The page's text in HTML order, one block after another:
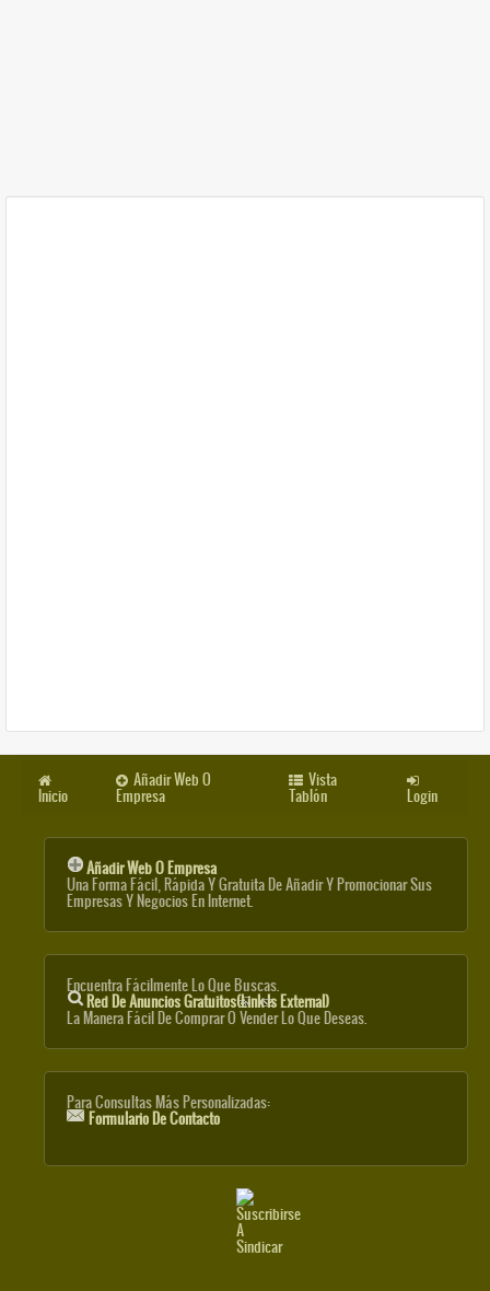
Inicio
Añadir Web O
Empresa
Vista
Tablón Login
Añadir Web O Empresa
Una Forma Fácil, Rápida Y Gratuita De Añadir Y Promocionar Sus
Empresas Y Negocios En Internet.
Encuentra Fácilmente Lo Que Buscas.
Red De Anuncios Gratuitos(link Is External)
La Manera Fácil De Comprar O Vender Lo Que Deseas.
Para Consultas Más Personalizadas:
Formulario De Contacto